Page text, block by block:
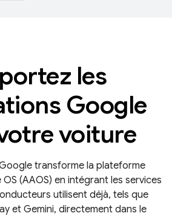
les
Google
voiture
transforme la plateforme
(AAOS) en intégrant les services
utilisent déjà, tels que
et Gemini, directement dans le